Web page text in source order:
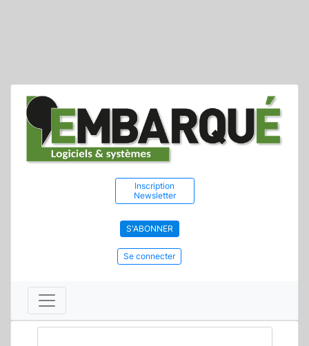
Inscription
Newsletter
S'ABONNER
Se connecter